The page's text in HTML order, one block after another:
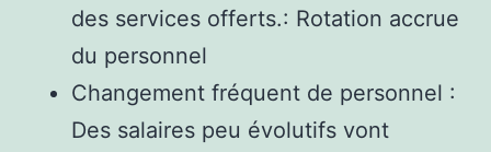
des services offerts.: Rotation accrue
du personnel
Changement fréquent de personnel :
Des salaires peu évolutifs vont